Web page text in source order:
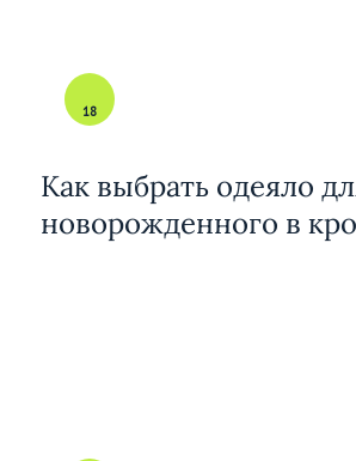
18
Как выбрать одеяло
новорожденного в